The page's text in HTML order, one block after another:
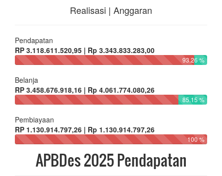
Realisasi | Anggaran
Pendapatan
RP 3.118.611.520,95 | Rp 3.343.833.283,00
93.26 %
Belanja
RP 3.458.676.918,16 | Rp 4.061.774.080,26
85.15 %
Pembiayaan
RP 1.130.914.797,26 | Rp 1.130.914.797,26
100 %
APBDes 2025 Pendapatan